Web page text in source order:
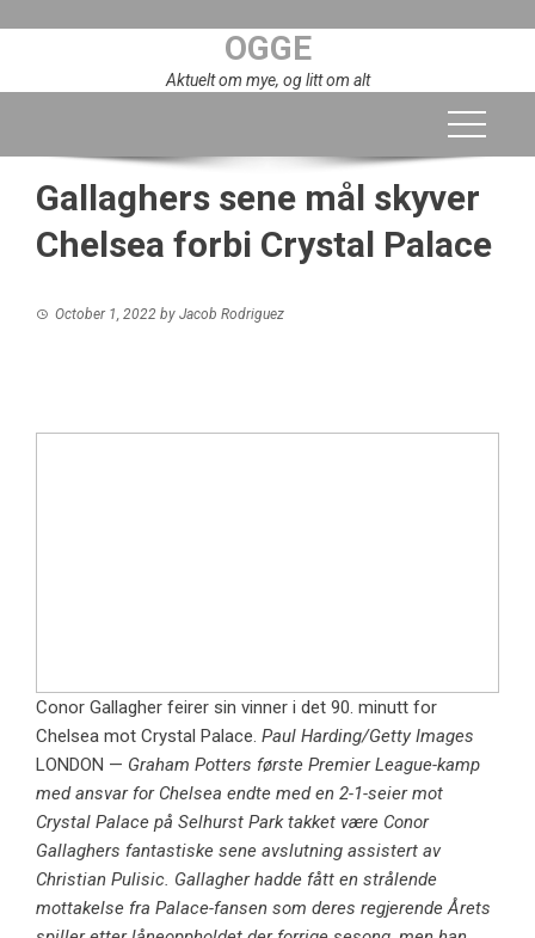
OGGE
Aktuelt om mye, og litt om alt
Gallaghers sene mål skyver
Chelsea forbi Crystal Palace
October 1, 2022 by Jacob Rodriguez
Conor Gallagher feirer sin vinner i det 90. minutt for
Chelsea mot Crystal Palace. Paul Harding/Getty Images
LONDON — Graham Potters første Premier League-kamp
med ansvar for Chelsea endte med en 2-1-seier mot
Crystal Palace på Selhurst Park takket være Conor
Gallaghers fantastiske sene avslutning assistert av
Christian Pulisic. Gallagher hadde fått en strålende
mottakelse fra Palace-fansen som deres regjerende Årets